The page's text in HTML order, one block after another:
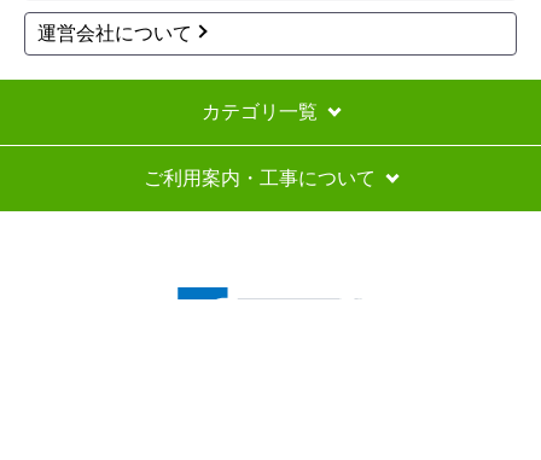
お支払い方法について
よくある質問